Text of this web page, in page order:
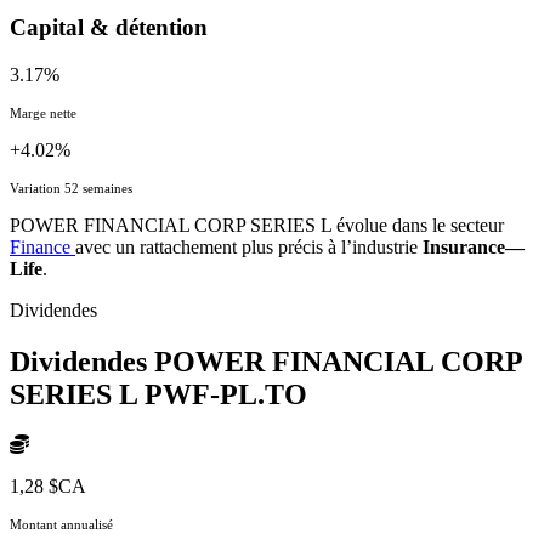
Capital & détention
3.17%
Marge nette
+4.02%
Variation 52 semaines
POWER FINANCIAL CORP SERIES L évolue dans le secteur
Finance avec un rattachement plus précis à l’industrie Insurance—
Life.
Dividendes
Dividendes POWER FINANCIAL CORP
SERIES L PWF-PL.TO
1,28 $CA
Montant annualisé